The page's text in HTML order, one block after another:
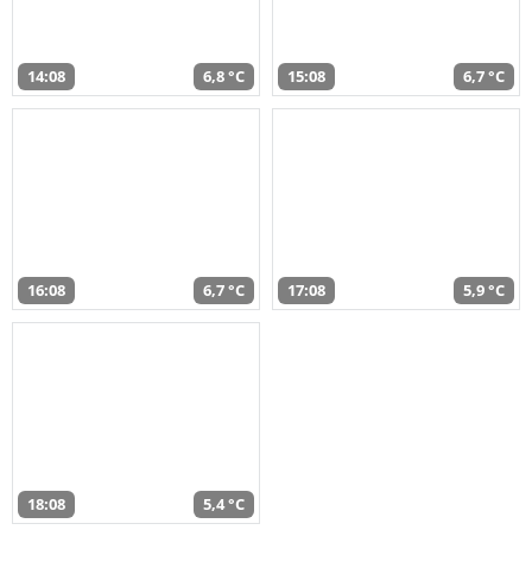
14:08 6,8 °C 15:08 6,7 °C
16:08 6,7 °C 17:08 5,9 °C
18:08 5,4 °C